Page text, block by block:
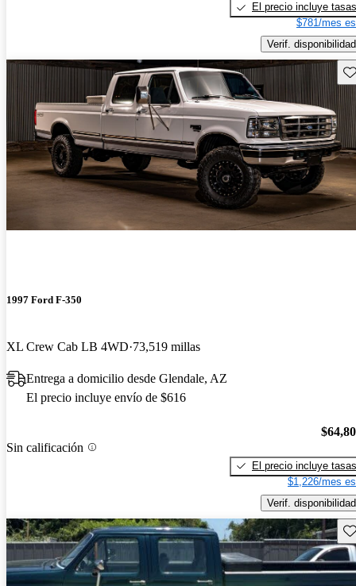
El precio incluye tasas
$781/mes
Verif. disponibilidad
1997 Ford F-350
XL Crew Cab LB 4WD 73,519 millas
Entrega a domicilio desde Glendale, AZ
El precio incluye envío de $616
Sin calificación
El precio incluye tasas
$1,226/mes
Verif. disponibilidad